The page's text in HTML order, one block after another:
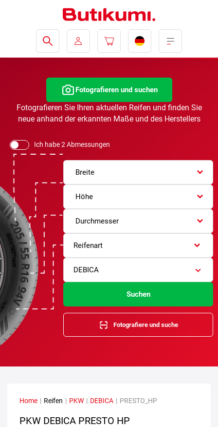
Fotografieren und suchen
Fotografieren Sie Ihren aktuellen Reifen und finden Sie
neue anhand der erkannten Maße und des Herstellers
Ich habe 2 Abmessungen
Breite
Höhe
Durchmesser
Reifenart
DEBICA
Suchen
Fotografiere und suche
Home | Reifen | PKW | DEBICA | PRESTO_HP
PKW DEBICA PRESTO HP